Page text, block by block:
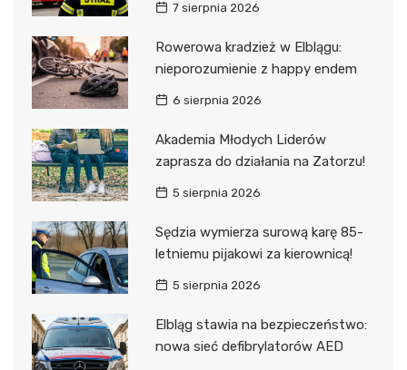
7 sierpnia 2026
Rowerowa kradzież w Elblągu:
nieporozumienie z happy endem
6 sierpnia 2026
Akademia Młodych Liderów
zaprasza do działania na Zatorzu!
5 sierpnia 2026
Sędzia wymierza surową karę 85-
letniemu pijakowi za kierownicą!
5 sierpnia 2026
Elbląg stawia na bezpieczeństwo:
nowa sieć defibrylatorów AED